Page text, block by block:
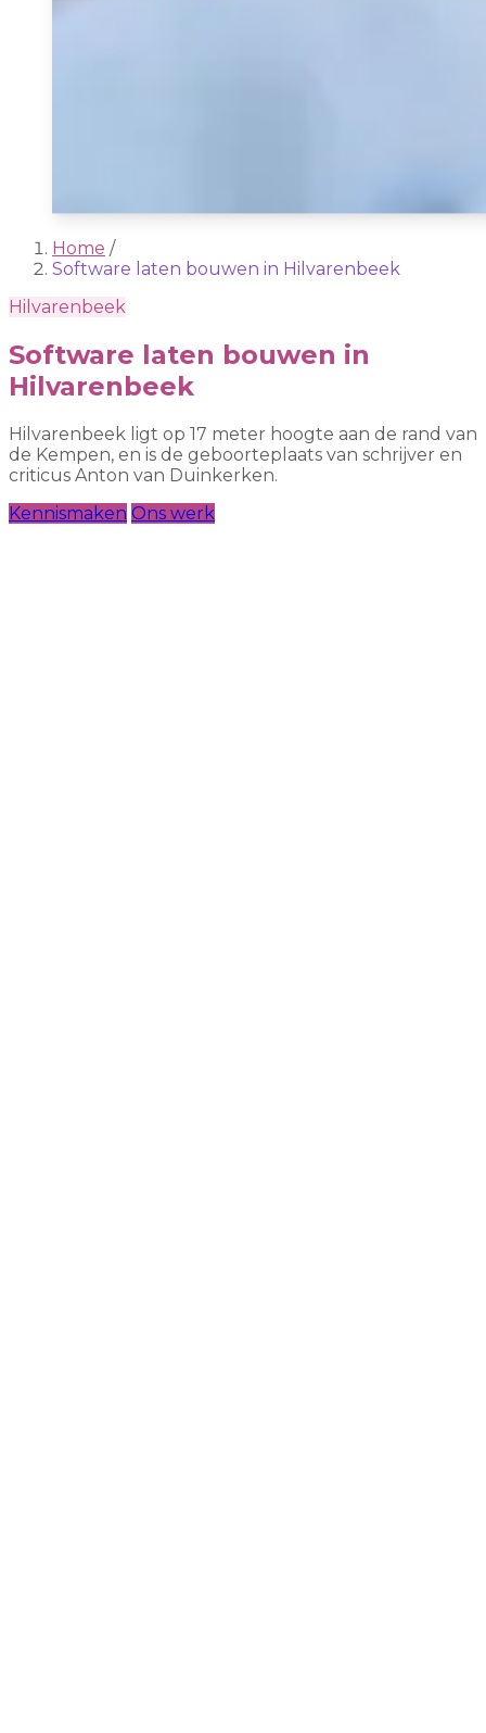
Home /
Software laten bouwen in Hilvarenbeek
Hilvarenbeek
Software laten bouwen in
Hilvarenbeek
Hilvarenbeek ligt op 17 meter hoogte aan de rand van
de Kempen, en is de geboorteplaats van schrijver en
criticus Anton van Duinkerken.
Kennismaken Ons werk